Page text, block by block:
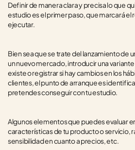
Definir de manera clara y precisa lo que
estudio es el primer paso, que marcará el
ejecutar.
Bien sea que se trate del lanzamiento de
un nuevo mercado, introducir una
existe o registrar si hay cambios en los
clientes, el punto de arranque es
pretendes conseguir con tu estudio.
Algunos elementos que puedes evaluar
características de tu producto o servicio,
sensibilidad en cuanto a precios, etc.